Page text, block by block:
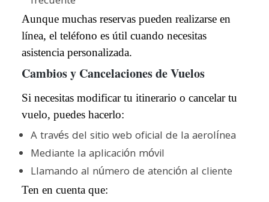
Aunque muchas reservas pueden realizarse en
línea, el teléfono es útil cuando necesitas
asistencia personalizada.
Cambios y Cancelaciones de Vuelos
Si necesitas modificar tu itinerario o cancelar tu
vuelo, puedes hacerlo:
A través del sitio web oficial de la aerolínea
Mediante la aplicación móvil
Llamando al número de atención al cliente
Ten en cuenta que: